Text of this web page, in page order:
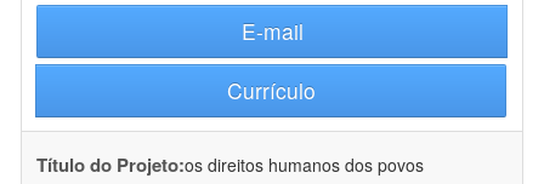
E-mail
Currículo
Título do Projeto:os direitos humanos dos povos